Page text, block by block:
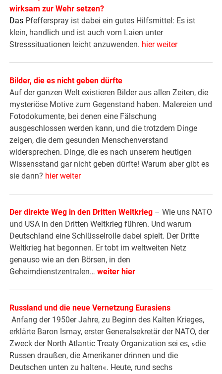
wirksam zur Wehr setzen?
Das Pfefferspray ist dabei ein gutes Hilfsmittel: Es ist
klein, handlich und ist auch vom Laien unter
Stresssituationen leicht anzuwenden. hier weiter
Bilder, die es nicht geben dürfte
Auf der ganzen Welt existieren Bilder aus allen Zeiten, die
mysteriöse­ Motive zum Gegenstand haben. Malereien und
Fotodokumente, bei denen eine Fälschung
ausgeschlossen werden kann, und die trotzdem Dinge
zeigen, die dem gesunden Menschenverstand
widersprechen. Dinge, die es nach unserem heutigen
Wissensstand gar nicht geben dürfte! Warum aber gibt es
sie dann? hier weiter
Der direkte Weg in den Dritten Weltkrieg – Wie uns NATO
und USA in den Dritten Weltkrieg führen. Und warum
Deutschland eine Schlüsselrolle dabei spielt. Der Dritte
Weltkrieg hat begonnen. Er tobt im weltweiten Netz
genauso wie an den Börsen, in den
Geheimdienstzentralen…weiter hier
Russland und die neue Vernetzung Eurasiens
Anfang der 1950er Jahre, zu Beginn des Kalten Krieges,
erklärte Baron Ismay, erster Generalsekretär der NATO, der
Zweck der North Atlantic Treaty Organization sei es, »die
Russen draußen, die Amerikaner drinnen und die
Deutschen unten zu halten«. Heute, rund sechs